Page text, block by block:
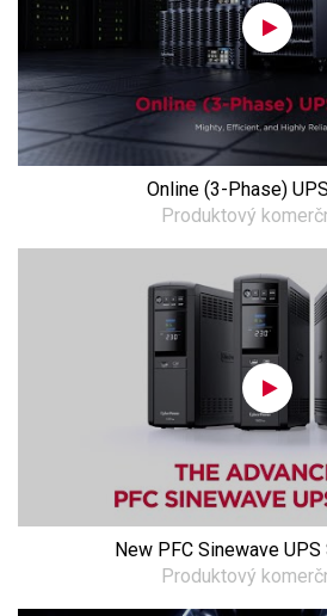
Online (3-Phase)
Produktový
New PFC Sinewave
Produktový